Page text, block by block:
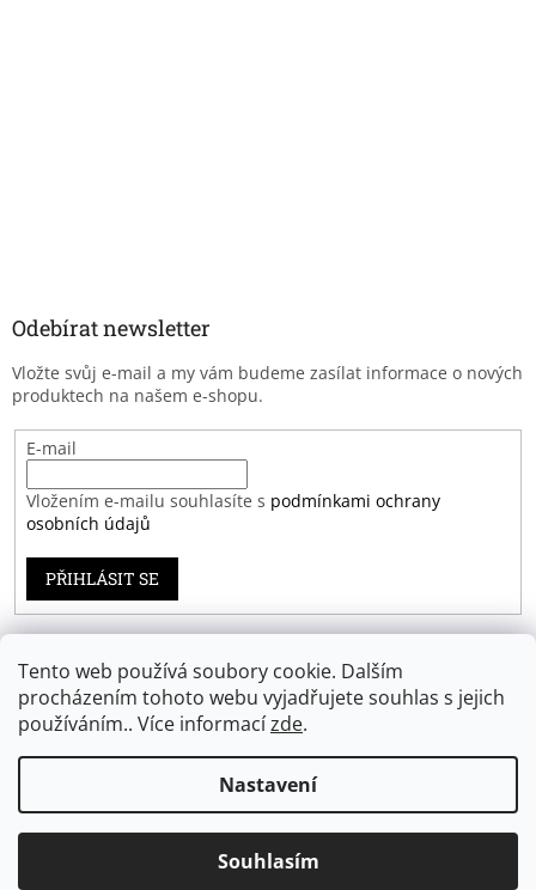
Tento web používá soubory cookie. Dalším
procházením tohoto webu vyjadřujete souhlas s jejich
používáním.. Více informacízde.
Nastavení
Souhlasím
Odebírat newsletter
Vložte svůj e-mail a my vám budeme zasílat informace o nových
produktech na našem e-shopu.
E-mail
Vložením e-mailu souhlasíte s podmínkami ochrany
osobních údajů
PŘIHLÁSIT SE
Záruka spokojenosti
Vytvořil Shoptet
Eprodoma.cz. Všechna práva vyhrazena.